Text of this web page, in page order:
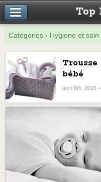
Top
Categories › Hygiene et soin
bébé
avril 8th, 2015